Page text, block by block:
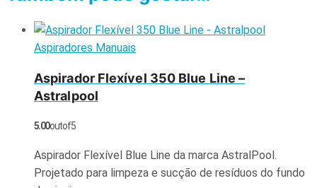
Aspiradores Manuais
Aspirador Flexível 350 Blue Line –
Astralpool
5.00out of 5
Aspirador Flexível Blue Line da marca AstralPool.
Projetado para limpeza e sucção de resíduos do fundo